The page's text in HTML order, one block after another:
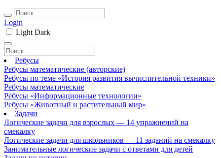
Login
Light Dark
Ребусы
Ребусы математические (авторские)
Ребусы по теме «История развития вычислительной техники»
Ребусы математические
Ребусы «Информационные технологии»
Ребусы «Животный и растительный мир»
Задачи
Логические задачи для взрослых — 14 упражнений на
смекалку
Логические задачи для школьников — 11 заданий на смекалку
Занимательные логические задачи с ответами для детей